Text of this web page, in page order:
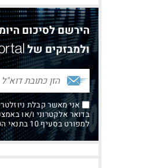
הירשם לסיכום
ולמבזקים של
אני מאשר קבלת
בדואר אלקטרוני ו/או
למפורט בסעיף 10 בתנאי השימוש